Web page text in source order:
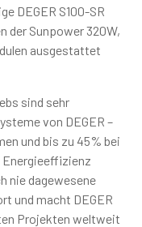
DEGER S100-SR
der Sunpower 320W,
ausgestattet
sind sehr
von DEGER –
und bis zu 45% bei
Energieeffizienz
nie dagewesene
und macht DEGER
Projekten weltweit